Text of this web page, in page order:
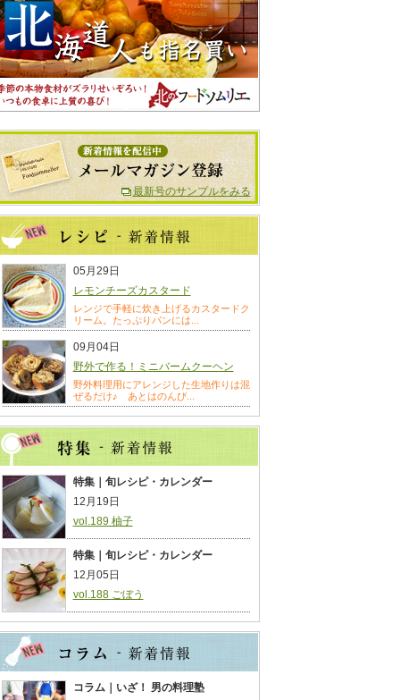
最新号のサンプルをみる
05月29日
レモンチーズカスタード
レンジで手軽に炊き上げるカスタードク
リーム。たっぷりパンには...
09月04日
野外で作る！ミニバームクーヘン
野外料理用にアレンジした生地作りは混
ぜるだけ♪ あとはのんび...
特集｜旬レシピ・カレンダー
12月19日
vol.189 柚子
特集｜旬レシピ・カレンダー
12月05日
vol.188 ごぼう
コラム｜いざ！ 男の料理塾